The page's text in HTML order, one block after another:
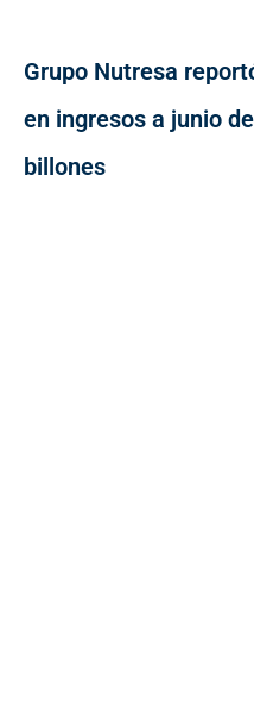
Grupo Nutresa
en ingresos a junio
billones